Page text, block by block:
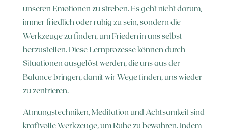
unseren Emotionen zu streben. Es geht nicht darum,
immer friedlich oder ruhig zu sein, sondern die
Werkzeuge zu finden, um Frieden in uns selbst
herzustellen. Diese Lernprozesse können durch
Situationen ausgelöst werden, die uns aus der
Balance bringen, damit wir Wege finden, uns wieder
zu zentrieren.
Atmungstechniken, Meditation und Achtsamkeit sind
kraftvolle Werkzeuge, um Ruhe zu bewahren. Indem